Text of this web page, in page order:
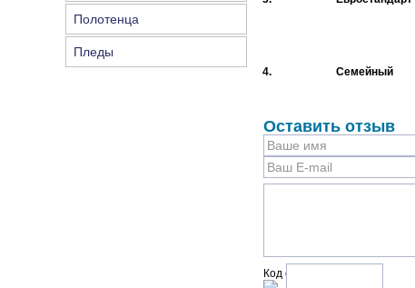
Полотенца
Пледы
4. Семейный
Оставить отзыв
Код с рисунка: